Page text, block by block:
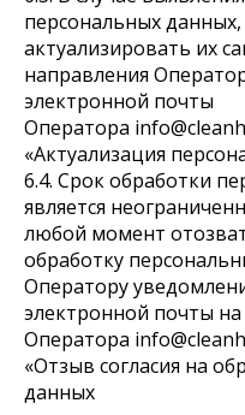
персональных
актуализировать их
направления
электронной почты
Оператора
«Актуализация
6.4. Срок обработки
является
любой момент
обработку
Оператору
электронной почты
Оператора
«Отзыв согласия на
данных